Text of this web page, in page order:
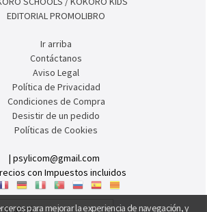
UNIVERSITARIOS. Ver Subtemas.
Libros de MIGUEL BUENDIA
Descargables (NO son libros)
SCHOOLS / KOKORO KIDS
EDITORIAL PROMOLIBRO
Ir arriba
Contáctanos
Aviso Legal
Condiciones de Compra
Desistir de un pedido
Políticas de Cookies
para mejorar la experiencia de navegación, y